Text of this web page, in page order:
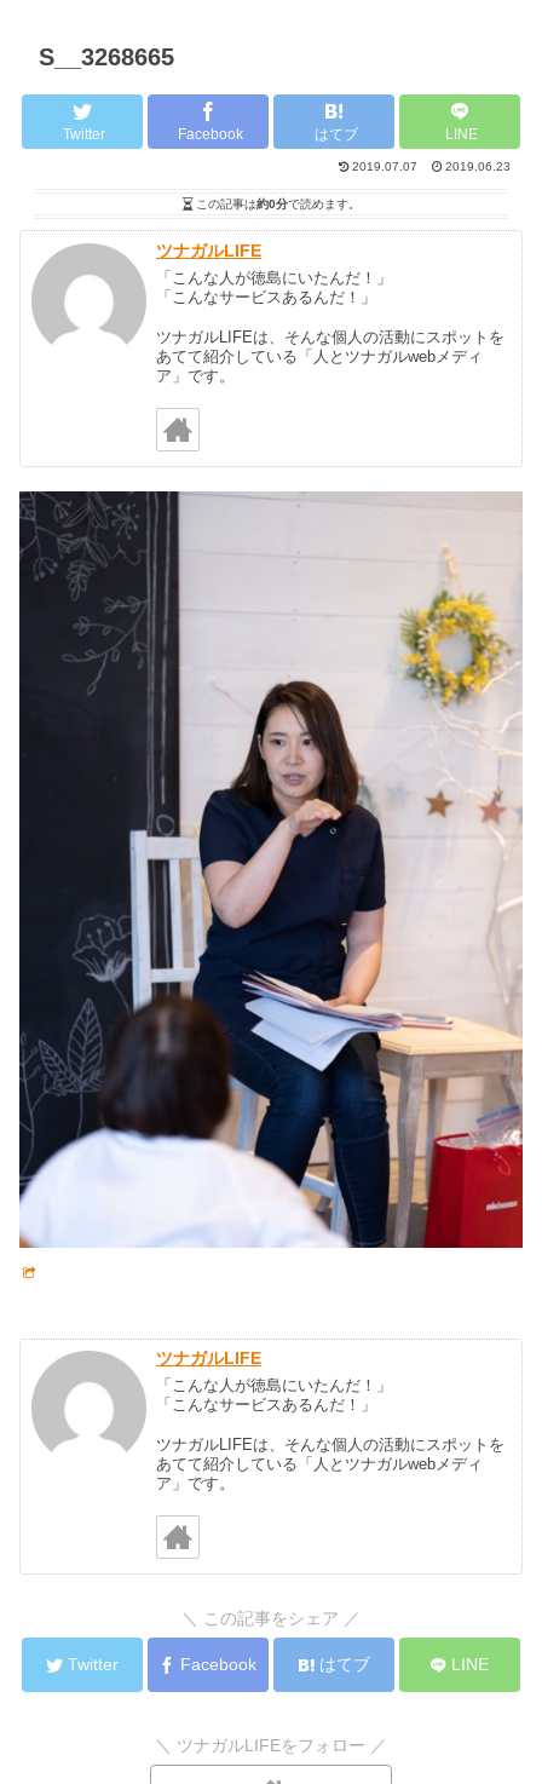
S__3268665
Twitter Facebook はてブ LINE
2019.07.07 2019.06.23
この記事は約0分で読めます。
ツナガルLIFE
「こんな人が徳島にいたんだ！」
「こんなサービスあるんだ！」
ツナガルLIFEは、そんな個人の活動にスポットを
あてて紹介している「人とツナガルwebメディ
ア」です。
ツナガルLIFE
「こんな人が徳島にいたんだ！」
「こんなサービスあるんだ！」
ツナガルLIFEは、そんな個人の活動にスポットを
あてて紹介している「人とツナガルwebメディ
ア」です。
＼ この記事をシェア ／
Twitter Facebook はてブ LINE
＼ ツナガルLIFEをフォロー ／